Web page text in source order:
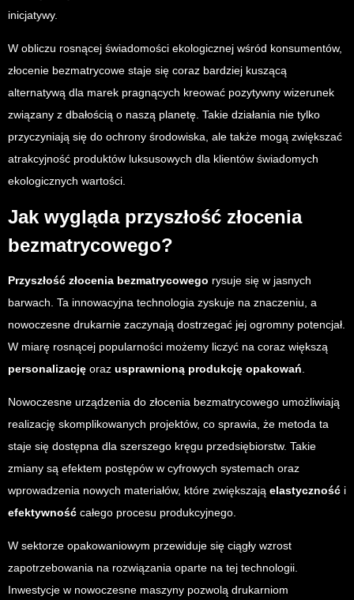
inicjatywy.
W obliczu rosnącej świadomości ekologicznej wśród konsumentów,
złocenie bezmatrycowe staje się coraz bardziej kuszącą
alternatywą dla marek pragnących kreować pozytywny wizerunek
związany z dbałością o naszą planetę. Takie działania nie tylko
przyczyniają się do ochrony środowiska, ale także mogą zwiększać
atrakcyjność produktów luksusowych dla klientów świadomych
ekologicznych wartości.
Jak wygląda przyszłość złocenia
bezmatrycowego?
Przyszłość złocenia bezmatrycowego rysuje się w jasnych
barwach. Ta innowacyjna technologia zyskuje na znaczeniu, a
nowoczesne drukarnie zaczynają dostrzegać jej ogromny potencjał.
W miarę rosnącej popularności możemy liczyć na coraz większą
personalizację oraz usprawnioną produkcję opakowań
Nowoczesne urządzenia do złocenia bezmatrycowego umożliwiają
realizację skomplikowanych projektów, co sprawia, że metoda ta
staje się dostępna dla szerszego kręgu przedsiębiorstw. Takie
zmiany są efektem postępów w cyfrowych systemach oraz
wprowadzenia nowych materiałów, które zwiększają elastyczność i
efektywność całego procesu produkcyjnego.
W sektorze opakowaniowym przewiduje się ciągły wzrost
zapotrzebowania na rozwiązania oparte na tej technologii.
Inwestycje w nowoczesne maszyny pozwolą drukarniom